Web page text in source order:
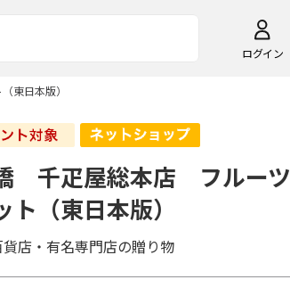
ログイン
東日本版）
千疋屋総本店 フルーツ
（東日本版）
店・有名専門店の贈り物